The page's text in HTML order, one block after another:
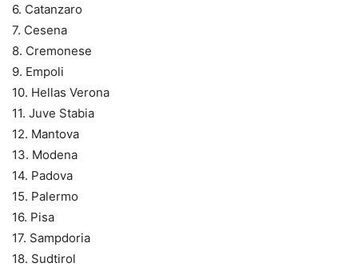
6. Catanzaro
7. Cesena
8. Cremonese
9. Empoli
10. Hellas Verona
11. Juve Stabia
12. Mantova
13. Modena
14. Padova
15. Palermo
16. Pisa
17. Sampdoria
18. Sudtirol